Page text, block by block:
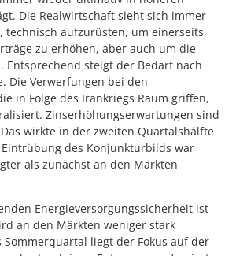
Die Realwirtschaft sieht sich immer
technisch aufzurüsten, um einerseits
zu erhöhen, aber auch um die
Entsprechend steigt der Bedarf nach
Die Verwerfungen bei den
in Folge des Irankriegs Raum griffen,
Zinserhöhungserwartungen sind
wirkte in der zweiten Quartalshälfte
des Konjunkturbilds war
als zunächst an den Märkten
Energieversorgungssicherheit ist
an den Märkten weniger stark
liegt der Fokus auf der